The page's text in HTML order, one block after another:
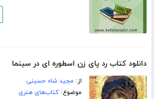
دانلود کتاب رد پای زن اسطوره ای در سینما
از: مجید شاه حسینی
موضوع:کتاب‌های هنری